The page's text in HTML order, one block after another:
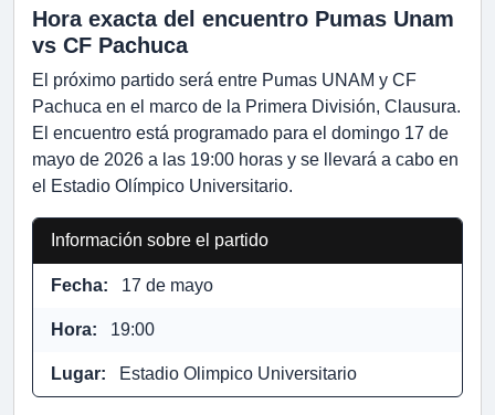
Hora exacta del encuentro Pumas Unam
vs CF Pachuca
El próximo partido será entre Pumas UNAM y CF
Pachuca en el marco de la Primera División, Clausura.
El encuentro está programado para el domingo 17 de
mayo de 2026 a las 19:00 horas y se llevará a cabo en
el Estadio Olímpico Universitario.
Información sobre el partido
Fecha: 17 de mayo
Hora: 19:00
Lugar: Estadio Olimpico Universitario